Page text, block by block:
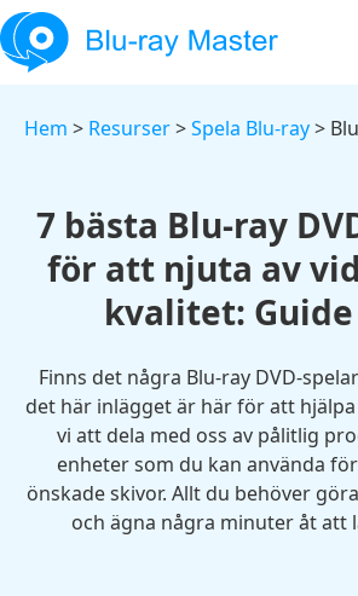
Hem > Resurser>Spela Blu-ray>
7 bästa Blu-ray
för att njuta av
kvalitet: Guide
Finns det några Blu-ray DVD-
det här inlägget är här för att
vi att dela med oss av pålitlig
enheter som du kan använda
önskade skivor. Allt du behöver
och ägna några minuter åt att